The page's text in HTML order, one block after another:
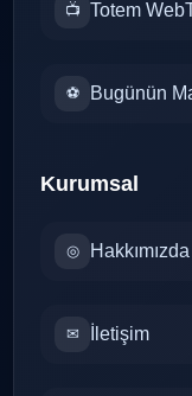
📺 Totem
⚽ Bugünün
Kurumsal
◎ Hakkımızda
✉ İletişim